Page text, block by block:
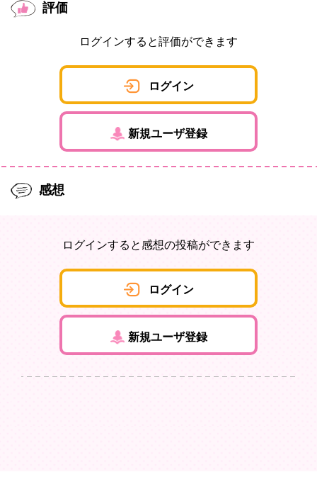
評価
ログインすると評価ができます
ログイン
新規ユーザ登録
感想
ログインすると感想の投稿ができます
ログイン
新規ユーザ登録